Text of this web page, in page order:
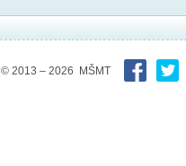
© 2013 – 2026 MŠMT